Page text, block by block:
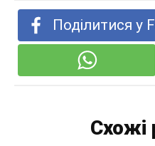
Поділитися у
Схожі